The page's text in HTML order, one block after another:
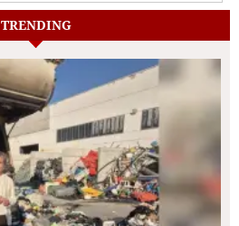
TRENDING